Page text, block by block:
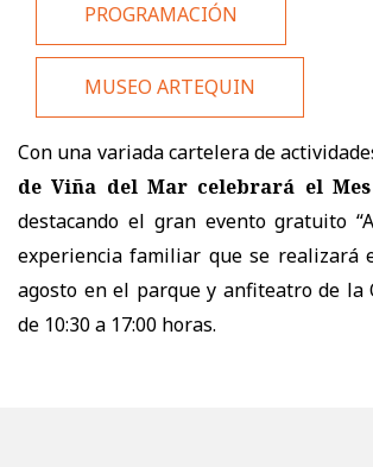
PROGRAMACIÓN
MUSEO ARTEQUIN
Con una variada cartelera de
de Viña del Mar celebrará el
destacando el gran evento gratuito
experiencia familiar que se realizará
agosto en el parque y anfiteatro de la
de 10:30 a 17:00 horas.